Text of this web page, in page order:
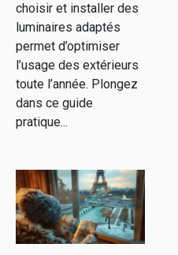
choisir et installer des
luminaires adaptés
permet d’optimiser
l’usage des extérieurs
toute l’année. Plongez
dans ce guide
pratique...